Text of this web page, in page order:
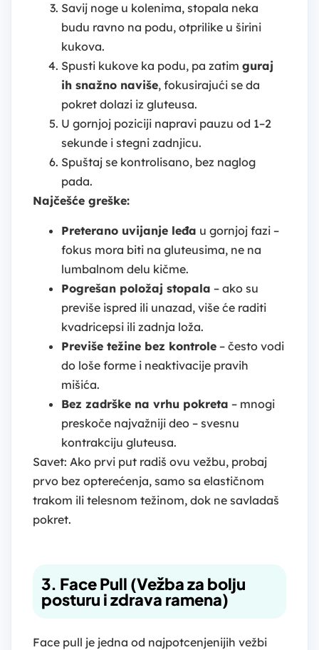
Savij noge u kolenima, stopala neka
budu ravno na podu, otprilike u širini
kukova.
Spusti kukove ka podu, pa zatim guraj
ih snažno naviše, fokusirajući se da
pokret dolazi iz gluteusa.
U gornjoj poziciji napravi pauzu od 1–2
sekunde i stegni zadnjicu.
Spuštaj se kontrolisano, bez naglog
pada.
Najčešće greške:
Preterano uvijanje leđa u gornjoj fazi –
fokus mora biti na gluteusima, ne na
lumbalnom delu kičme.
Pogrešan položaj stopala – ako su
previše ispred ili unazad, više će raditi
kvadricepsi ili zadnja loža.
Previše težine bez kontrole – često vodi
do loše forme i neaktivacije pravih
mišića.
Bez zadrške na vrhu pokreta – mnogi
preskoče najvažniji deo – svesnu
kontrakciju gluteusa.
Savet: Ako prvi put radiš ovu vežbu, probaj
prvo bez opterećenja, samo sa elastičnom
trakom ili telesnom težinom, dok ne savladaš
pokret.
3. Face Pull (Vežba za bolju
posturu i zdrava ramena)
Face pull je jedna od najpotcenjenijih vežbi